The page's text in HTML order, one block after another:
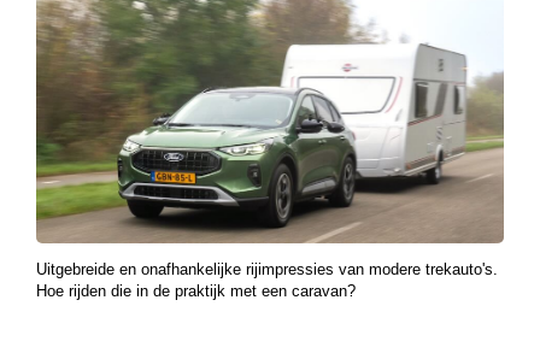
Uitgebreide en onafhankelijke rijimpressies van modere trekauto's.
Hoe rijden die in de praktijk met een caravan?